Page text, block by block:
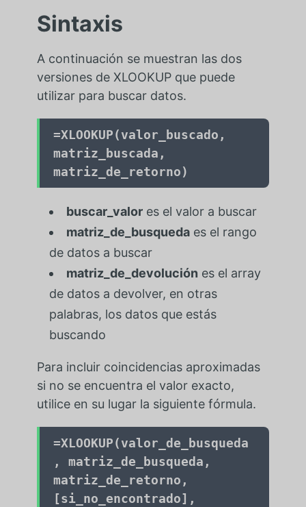
Sintaxis
A continuación se muestran las dos
versiones de XLOOKUP que puede
utilizar para buscar datos.
=XLOOKUP(valor_buscado,
matriz_buscada,
matriz_de_retorno)
buscar_valores el valor a buscar
matriz_de_busquedaes el rango
de datos a buscar
matriz_de_devolución es el array
de datos a devolver, en otras
palabras, los datos que estás
buscando
Para incluir coincidencias aproximadas
si no se encuentra el valor exacto,
utilice en su lugar la siguiente fórmula.
=XLOOKUP(valor_de_busqueda
, matriz_de_busqueda,
matriz_de_retorno,
[si_no_encontrado],